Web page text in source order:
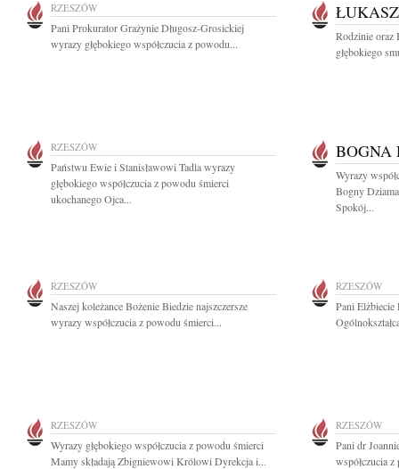
RZESZÓW
Pani Prokurator Grażynie Długosz-Grosickiej
wyrazy głębokiego współczucia z powodu...
Rodzinie oraz
głębokiego
RZESZÓW
Państwu Ewie i Stanisławowi Tadla wyrazy
głębokiego współczucia z powodu śmierci
ukochanego Ojca...
Wyrazy
Bogny
Spokój...
RZESZÓW
Naszej koleżance Bożenie Biedzie najszczersze
wyrazy współczucia z powodu śmierci...
RZESZÓW
Pani Elżbiecie
RZESZÓW
Wyrazy głębokiego współczucia z powodu śmierci
Mamy składają Zbigniewowi Królowi Dyrekcja i...
RZESZÓW
Pani dr
współczucia